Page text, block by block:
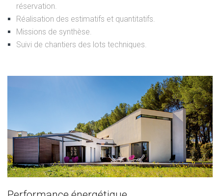
réservation.
Réalisation des estimatifs et quantitatifs.
Missions de synthèse.
Suivi de chantiers des lots techniques.